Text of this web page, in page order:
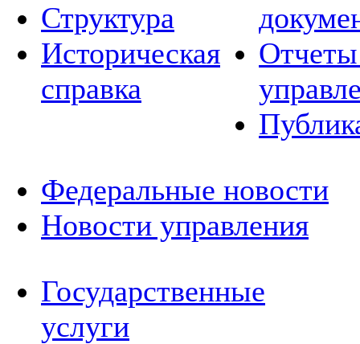
Структура
Историческая
справка
Отчеты
Федеральные новости
Новости управления
Государственные
услуги